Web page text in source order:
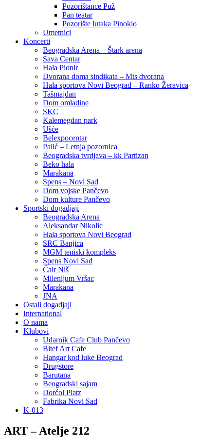
Pozorištance Puž
Pan teatar
Pozorište lutaka Pinokio
Umetnici
Koncerti
Beogradska Arena – Štark arena
Sava Centar
Hala Pionir
Dvorana doma sindikata – Mts dvorana
Hala sportova Novi Beograd – Ranko Žeravica
Tašmajdan
Dom omladine
SKC
Kalemegdan park
Ušće
Belexpocentar
Palić – Letnja pozornica
Beogradska tvrdjava – kk Partizan
Beko hala
Marakana
Spens – Novi Sad
Dom vojske Pančevo
Dom kulture Pančevo
Sportski dogadjaji
Beogradska Arena
Aleksandar Nikolic
Hala sportova Novi Beograd
SRC Banjica
MGM teniski kompleks
Spens Novi Sad
Čair Niš
Milenijum Vršac
Marakana
JNA
Ostali dogadjaji
International
O nama
Klubovi
Udarnik Cafe Club Pančevo
Bitef Art Cafe
Hangar kod luke Beograd
Drugstore
Barutana
Beogradski sajam
Dorćol Platz
Fabrika Novi Sad
K-013
ART – Atelje 212